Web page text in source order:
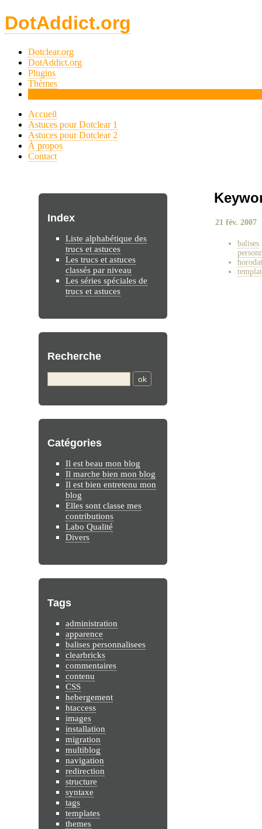
DotAddict.org
Dotclear.org
DotAddict.org
Plugins
Thèmes
Accueil
Astuces pour Dotclear 1
Astuces pour Dotclear 2
À propos
Contact
21 fév. 2007
balises
Index
Liste alphabétique des
trucs et astuces
Les trucs et astuces
classés par niveau
Les séries spéciales de
trucs et astuces
Recherche
Catégories
Il est beau mon blog
Il marche bien mon blog
Il est bien entretenu mon
blog
Elles sont classe mes
contributions
Labo Qualité
Divers
Tags
administration
apparence
balises personnalisees
clearbricks
commentaires
contenu
CSS
hebergement
htaccess
images
installation
migration
multiblog
navigation
redirection
structure
syntaxe
tags
templates
themes